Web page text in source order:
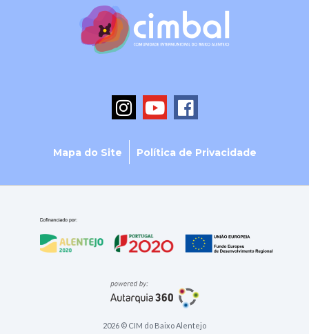
Mapa do Site Política de Privacidade
2026 © CIM do Baixo Alentejo